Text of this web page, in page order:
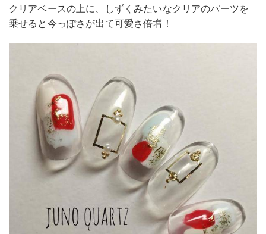
クリアベースの上に、しずくみたいなクリアのパーツを
乗せると今っぽさが出て可愛さ倍増！